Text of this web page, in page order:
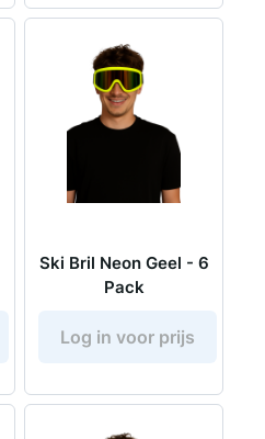
Ski Bril Neon Geel - 6
Pack
Log in voor prijs